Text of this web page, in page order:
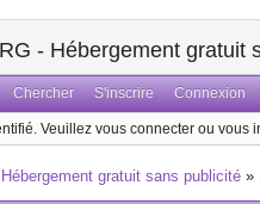
- Hébergement gratuit
Chercher S'inscrire Connexion
Veuillez vous connecter ou vous
gratuit sans publicité »